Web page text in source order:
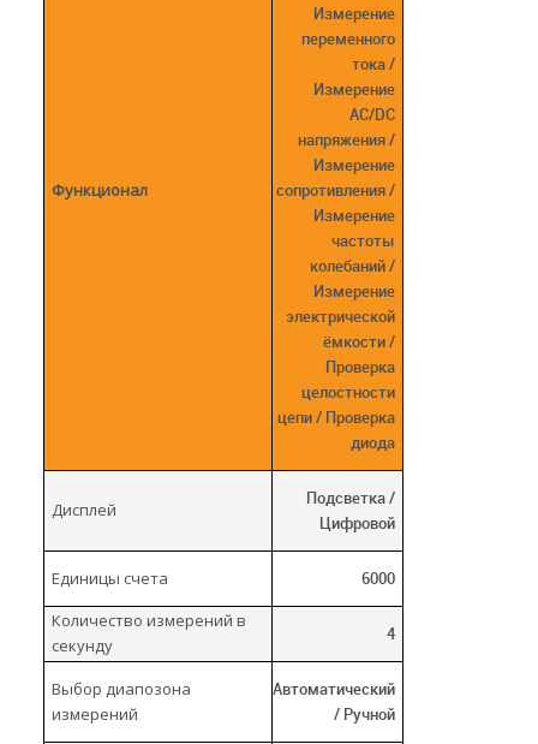
Функционал
Измерение
переменного
тока /
Измерение
AC/DC
напряжения /
Измерение
сопротивления /
Измерение
частоты
колебаний /
Измерение
электрической
ёмкости /
Проверка
целостности
цепи / Проверка
диода
Дисплей
Подсветка /
Цифровой
Единицы счета
6000
Количество измерений в
секунду
4
Выбор диапозона
измерений
Автоматический
/ Ручной